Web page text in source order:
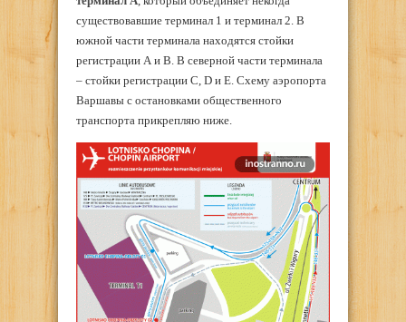
существовавшие терминал 1 и терминал 2. В
южной части терминала находятся стойки
регистрации А и В. В северной части терминала
– стойки регистрации C, D и E. Схему аэропорта
Варшавы с остановками общественного
транспорта прикрепляю ниже.